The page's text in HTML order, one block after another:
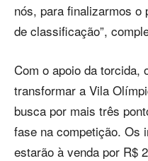
nós, para finalizarmos o
de classificação”,
Com o apoio da torcida,
transformar a Vila
busca por mais três
fase na competição. Os
estarão à venda por R$